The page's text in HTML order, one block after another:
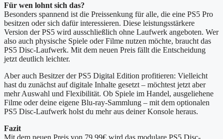
Für wen lohnt sich das?
Besonders spannend ist die Preissenkung für alle, die eine PS5 Pro
besitzen oder sich dafür interessieren. Diese leistungsstärkere
Version der PS5 wird ausschließlich ohne Laufwerk angeboten. Wer
also auch physische Spiele oder Filme nutzen möchte, braucht das
PS5 Disc-Laufwerk. Mit dem neuen Preis fällt die Entscheidung
jetzt deutlich leichter.
Aber auch Besitzer der PS5 Digital Edition profitieren: Vielleicht
hast du zunächst auf digitale Inhalte gesetzt – möchtest jetzt aber
mehr Auswahl und Flexibilität. Ob Spiele im Handel, ausgeliehene
Filme oder deine eigene Blu-ray-Sammlung – mit dem optionalen
PS5 Disc-Laufwerk holst du mehr aus deiner Konsole heraus.
Fazit
Mit dem neuen Preis von 79,99€ wird das modulare PS5 Disc-